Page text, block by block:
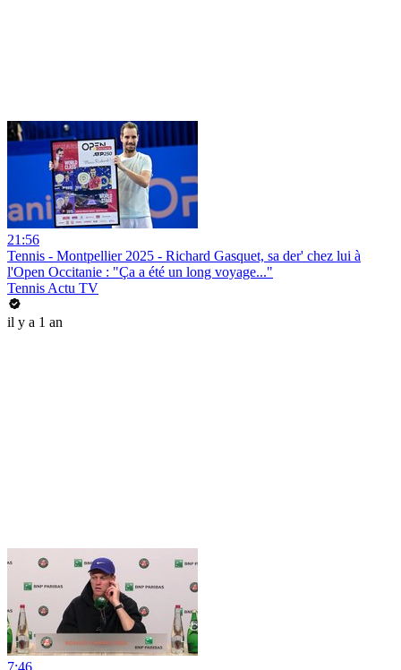
21:56
Tennis - Montpellier 2025 - Richard Gasquet, sa der' chez lui à
l'Open Occitanie : "Ça a été un long voyage..."
Tennis Actu TV
il y a 1 an